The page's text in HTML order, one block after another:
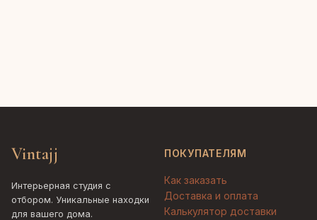
Vintajj
Интерьерная студия с
отбором. Уникальные находки
для вашего дома.
ПОКУПАТЕЛЯМ
Как заказать
Доставка и оплата
Калькулятор доставки